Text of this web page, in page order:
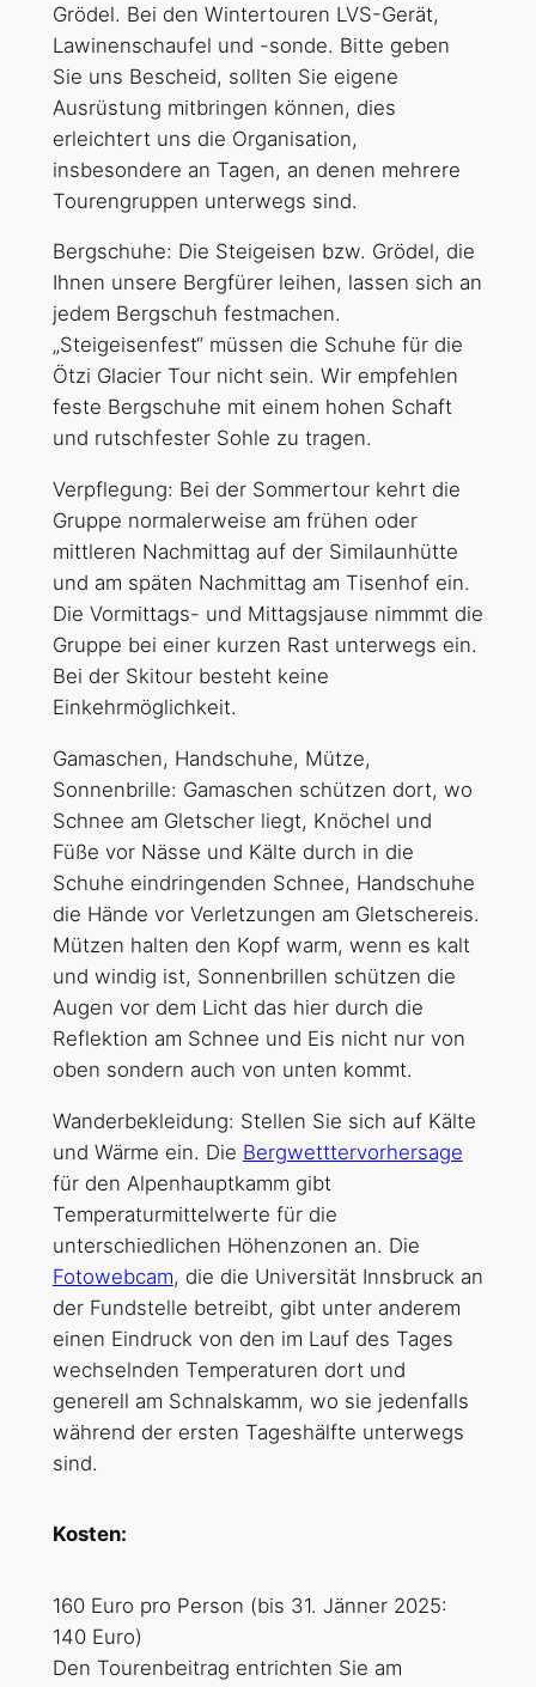
Grödel. Bei den Wintertouren LVS-Gerät,
Lawinenschaufel und -sonde. Bitte geben
Sie uns Bescheid, sollten Sie eigene
Ausrüstung mitbringen können, dies
erleichtert uns die Organisation,
insbesondere an Tagen, an denen mehrere
Tourengruppen unterwegs sind.
Bergschuhe: Die Steigeisen bzw. Grödel, die
Ihnen unsere Bergfürer leihen, lassen sich an
jedem Bergschuh festmachen.
„Steigeisenfest“ müssen die Schuhe für die
Ötzi Glacier Tour nicht sein. Wir empfehlen
feste Bergschuhe mit einem hohen Schaft
und rutschfester Sohle zu tragen.
Verpflegung: Bei der Sommertour kehrt die
Gruppe normalerweise am frühen oder
mittleren Nachmittag auf der Similaunhütte
und am späten Nachmittag am Tisenhof ein.
Die Vormittags- und Mittagsjause nimmmt die
Gruppe bei einer kurzen Rast unterwegs ein.
Bei der Skitour besteht keine
Einkehrmöglichkeit.
Gamaschen, Handschuhe, Mütze,
Sonnenbrille: Gamaschen schützen dort, wo
Schnee am Gletscher liegt, Knöchel und
Füße vor Nässe und Kälte durch in die
Schuhe eindringenden Schnee, Handschuhe
die Hände vor Verletzungen am Gletschereis.
Mützen halten den Kopf warm, wenn es kalt
und windig ist, Sonnenbrillen schützen die
Augen vor dem Licht das hier durch die
Reflektion am Schnee und Eis nicht nur von
oben sondern auch von unten kommt.
Wanderbekleidung: Stellen Sie sich auf Kälte
und Wärme ein. Die Bergwetttervorhersage
für den Alpenhauptkamm gibt
Temperaturmittelwerte für die
unterschiedlichen Höhenzonen an. Die
Fotowebcam, die die Universität Innsbruck an
der Fundstelle betreibt, gibt unter anderem
einen Eindruck von den im Lauf des Tages
wechselnden Temperaturen dort und
generell am Schnalskamm, wo sie jedenfalls
während der ersten Tageshälfte unterwegs
sind.
Kosten:
160 Euro pro Person (bis 31. Jänner 2025:
140 Euro)
Den Tourenbeitrag entrichten Sie am